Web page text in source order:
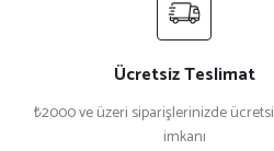
Ücretsiz Teslimat
₺2000 ve üzeri siparişlerinizde
imkanı